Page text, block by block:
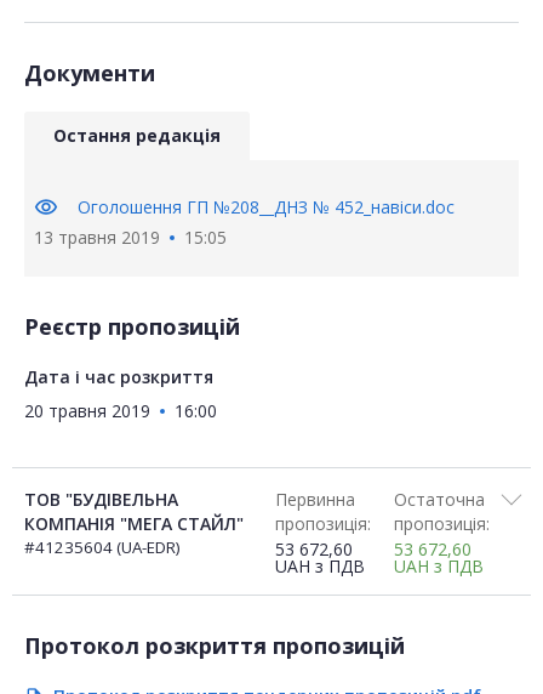
Документи
Остання редакція
visibility
Оголошення ГП №208__ДНЗ № 452_навіси.doc
13 травня 2019
15:05
Реєстр пропозицій
Дата і час розкриття
20 травня 2019
16:00
ТОВ "БУДІВЕЛЬНА
КОМПАНІЯ "МЕГА СТАЙЛ"
#41235604 (UA-EDR)
Первинна
пропозиція:
53 672,60
UAH з ПДВ
Остаточна
пропозиція:
53 672,60
UAH з ПДВ
Протокол розкриття пропозицій